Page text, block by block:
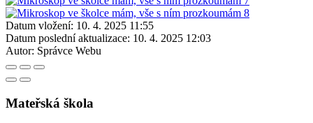
Datum vložení: 10. 4. 2025 11:55
Datum poslední aktualizace: 10. 4. 2025 12:03
Autor: Správce Webu
Mateřská škola